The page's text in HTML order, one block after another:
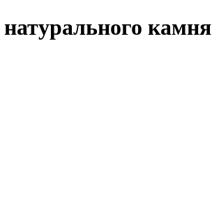
камня